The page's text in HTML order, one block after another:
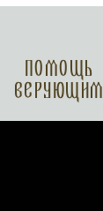
Помощь
верующим